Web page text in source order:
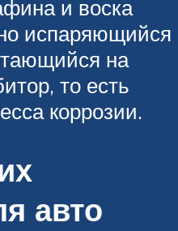
и воска
испаряющийся
на
то есть
коррозии.
авто